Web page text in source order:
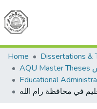
All
Home